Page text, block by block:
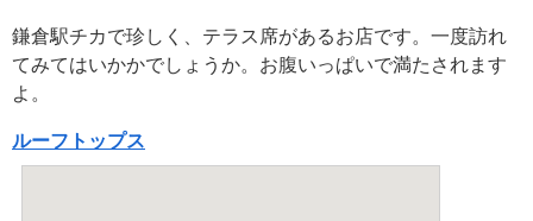
鎌倉駅チカで珍しく、テラス席があるお店です。一度訪れ
てみてはいかかでしょうか。お腹いっぱいで満たされます
よ。
ルーフトップス